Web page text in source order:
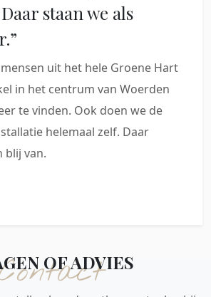
staan we als
uit het hele Groene Hart
in het centrum van Woerden
te vinden. Ook doen we de
helemaal zelf. Daar
blij van.
OF ADVIES